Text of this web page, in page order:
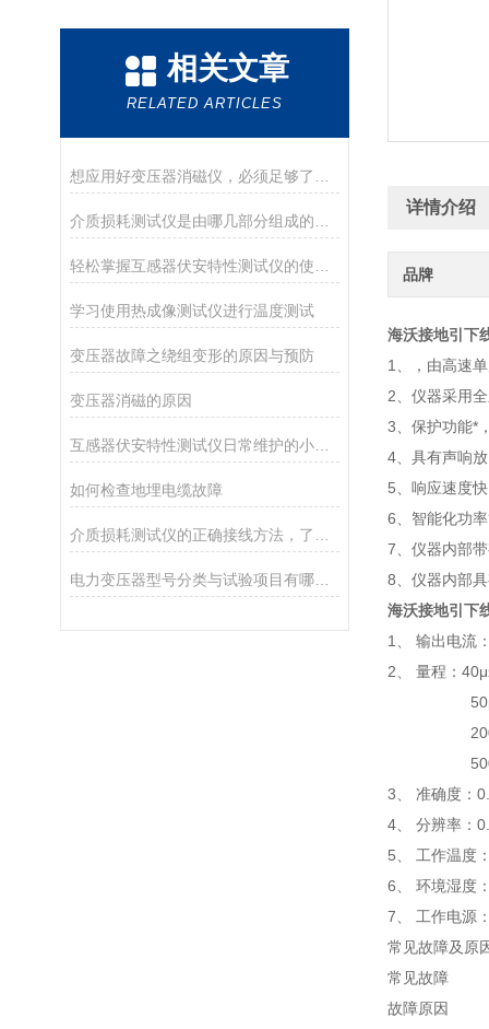
相关文章
RELATED ARTICLES
学习使用热成像测试仪进行温度测试
变压器故障之绕组变形的原因与预防
变压器消磁的原因
互感器伏安特性测试仪日常维护的小秘诀
如何检查地埋电缆故障
电力变压器型号分类与试验项目有哪些？
详情介绍
品牌
海沃接地引下
1、，由高速
2、仪器采用
3、保护功能*
4、具有声响
5、响应速度
6、智能化功
7、仪器内部
8、仪器内部
海沃接地引下
1、 输出电流
2、 量程：
50μΩ～
200μΩ
500μΩ
3、 准确度：
4、 分辨率：
5、 工作温度
6、 环境湿度
7、 工作电源
常见故障及原
常见故障
故障原因